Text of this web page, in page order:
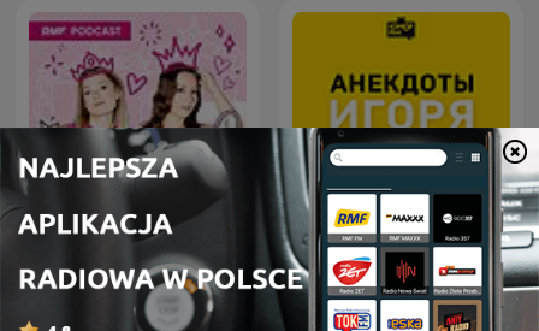
Księżniczki i caryce
Анекдоты Игоря
Маменко